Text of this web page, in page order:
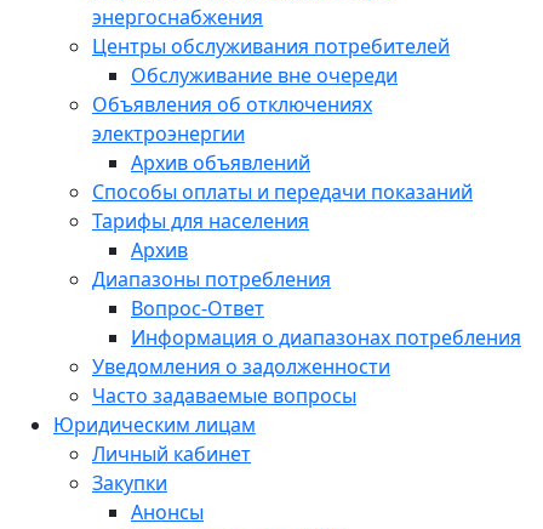
энергоснабжения
Центры обслуживания потребителей
Обслуживание вне очереди
Объявления об отключениях
электроэнергии
Архив объявлений
Способы оплаты и передачи показаний
Тарифы для населения
Архив
Диапазоны потребления
Вопрос-Ответ
Информация о диапазонах потребления
Уведомления о задолженности
Часто задаваемые вопросы
Юридическим лицам
Личный кабинет
Закупки
Анонсы